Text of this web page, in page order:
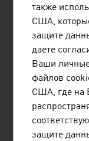
SCHEUCH
Благодаря
очистки
протяжении
защиту
решения в
и защиты
также
США,
защите
даете
Ваши
файлов
США, где на
защите